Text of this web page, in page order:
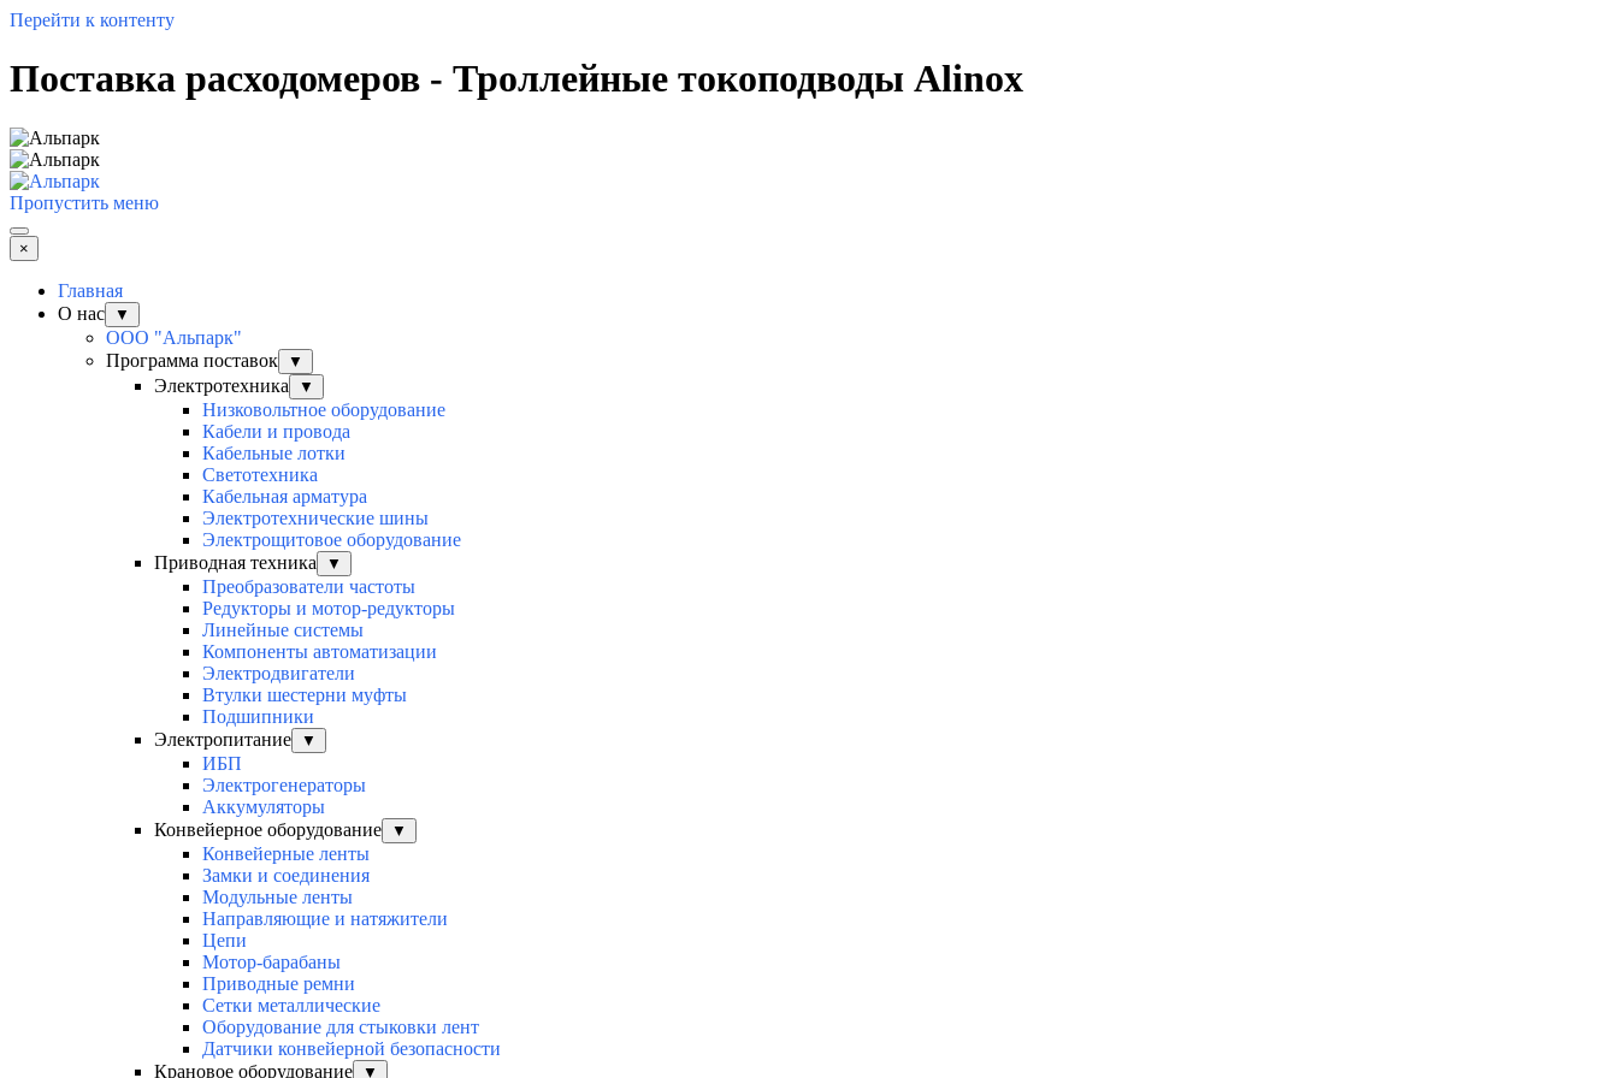
Перейти к контенту
Поставка расходомеров - Троллейные токоподводы Alinox
Пропустить меню
×
Главная
О нас
▼
ООО "Альпарк"
Программа поставок
▼
Электротехника ▼
Низковольтное оборудование
Кабели и провода
Кабельные лотки
Светотехника
Кабельная арматура
Электротехнические шины
Электрощитовое оборудование
Приводная техника
▼
Преобразователи частоты
Редукторы и мотор-редукторы
Линейные системы
Компоненты автоматизации
Электродвигатели
Втулки шестерни муфты
Подшипники
Электропитание
▼
ИБП
Электрогенераторы
Аккумуляторы
Конвейерное оборудование
▼
Конвейерные ленты
Замки и соединения
Модульные ленты
Направляющие и натяжители
Цепи
Мотор-барабаны
Приводные ремни
Сетки металлические
Оборудование для стыковки лент
Датчики конвейерной безопасности
Крановое оборудование
▼